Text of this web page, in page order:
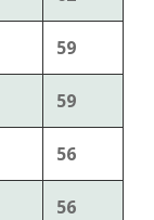
59
59
56
56